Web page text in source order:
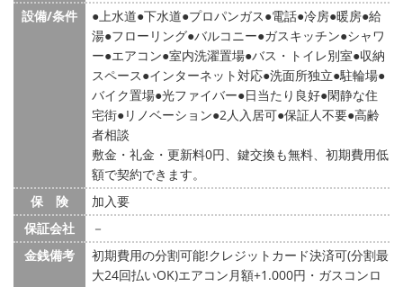
設備/条件
上水道 下水道 プロパンガス 電話 冷房 暖房 給
湯 フローリング バルコニー ガスキッチン シャワ
ー エアコン 室内洗濯置場 バス・トイレ別室 収納
スペース インターネット対応 洗面所独立 駐輪場
バイク置場 光ファイバー 日当たり良好 閑静な住
宅街 リノベーション 2人入居可 保証人不要 高齢
者相談
敷金・礼金・更新料0円、鍵交換も無料、初期費用低
額で契約できます。
保 険
加入要
保証会社
－
金銭備考
初期費用の分割可能!クレジットカード決済可(分割最
大24回払いOK)エアコン月額+1.000円・ガスコンロ